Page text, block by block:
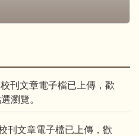
刊文章電子檔已上傳，歡
瀏覽。
刊文章電子檔已上傳，歡